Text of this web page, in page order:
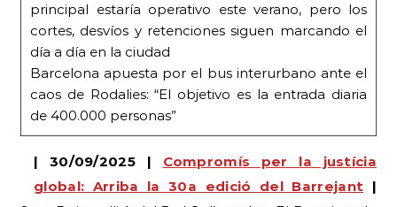
Barcelona apuesta por el bus interurbano ante el
caos de Rodalies: “El objetivo es la entrada diaria
de 400.000 personas”
| 30/09/2025 |Compromís per la justícia
global: Arriba la 30a edició del Barrejant
cita per la justícia global quedestaca la denúncia
del genocidi de Gaza.| Diversos |